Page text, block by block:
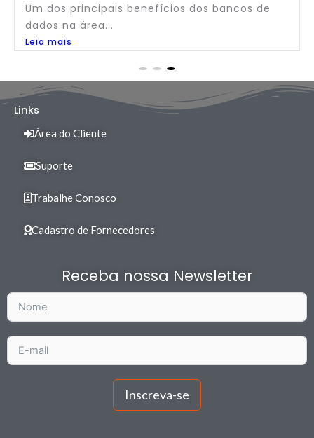
Um dos principais benefícios dos bancos de
dados na área...
Leia mais
Links
Área do Cliente
Suporte
Trabalhe Conosco
Cadastro de Fornecedores
Receba nossa Newsletter
Inscreva-se